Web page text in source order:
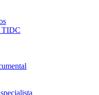
TIDC